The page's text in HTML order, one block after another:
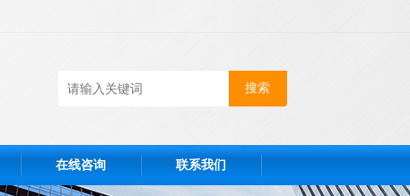
在线咨询 联系我们